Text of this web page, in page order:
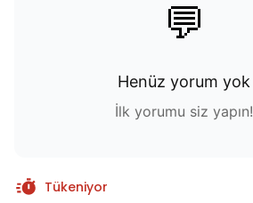
💬
Henüz yorum yok
İlk yorumu siz yapın!
Tükeniyor